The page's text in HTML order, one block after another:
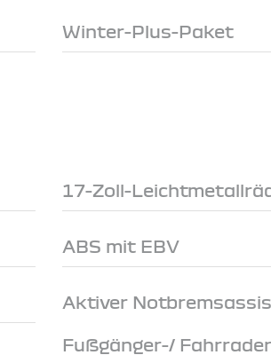
Winter-Plus-Paket
17-Zoll-
ABS mit EBV
Aktiver
Fußgänger-/